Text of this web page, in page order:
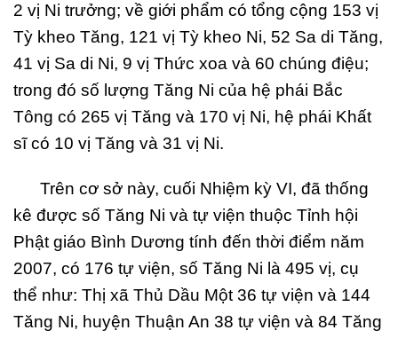
2 vị Ni trưởng; về giới phẩm có tổng cộng 153 vị
Tỳ kheo Tăng, 121 vị Tỳ kheo Ni, 52 Sa di Tăng,
41 vị Sa di Ni, 9 vị Thức xoa và 60 chúng điệu;
trong đó số lượng Tăng Ni của hệ phái Bắc
Tông có 265 vị Tăng và 170 vị Ni, hệ phái Khất
sĩ có 10 vị Tăng và 31 vị Ni.
Trên cơ sở này, cuối Nhiệm kỳ VI, đã thống
kê được số Tăng Ni và tự viện thuộc Tỉnh hội
Phật giáo Bình Dương tính đến thời điểm năm
2007, có 176 tự viện, số Tăng Ni là 495 vị, cụ
thể như: Thị xã Thủ Dầu Một 36 tự viện và 144
Tăng Ni, huyện Thuận An 38 tự viện và 84 Tăng